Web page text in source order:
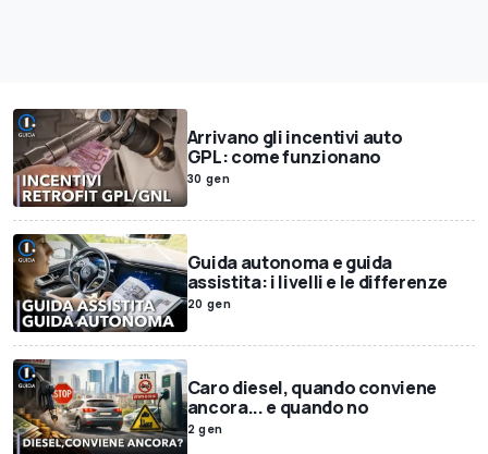
Arrivano gli incentivi auto
GPL: come funzionano
30 gen
Guida autonoma e guida
assistita: i livelli e le differenze
20 gen
Caro diesel, quando conviene
ancora... e quando no
2 gen